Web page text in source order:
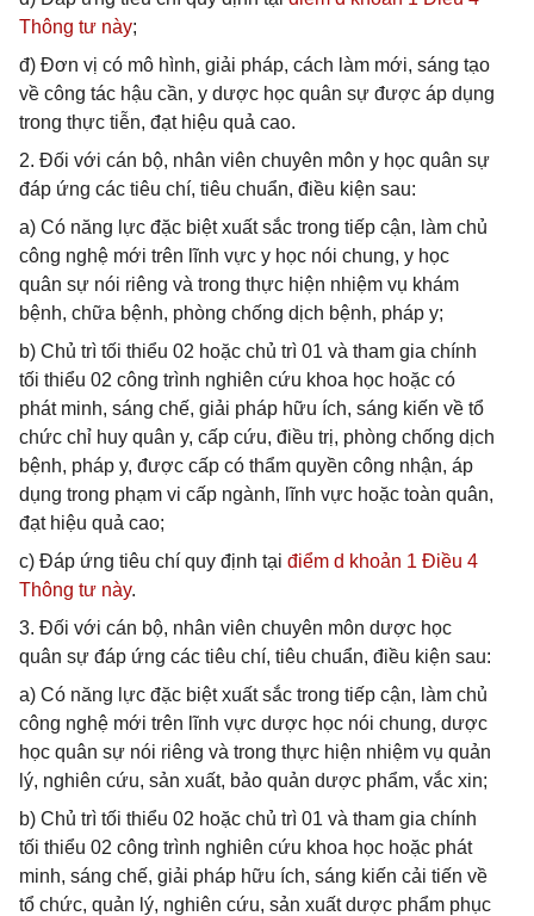
Thông tư này;
đ) Đơn vị có mô hình, giải pháp, cách làm mới, sáng tạo
về công tác hậu cần, y dược học quân sự được áp dụng
trong thực tiễn, đạt hiệu quả cao.
2. Đối với cán bộ, nhân viên chuyên môn y học quân sự
đáp ứng các tiêu chí, tiêu chuẩn, điều kiện sau:
a) Có năng lực đặc biệt xuất sắc trong tiếp cận, làm chủ
công nghệ mới trên lĩnh vực y học nói chung, y học
quân sự nói riêng và trong thực hiện nhiệm vụ khám
bệnh, chữa bệnh, phòng chống dịch bệnh, pháp y;
b) Chủ trì tối thiểu 02 hoặc chủ trì 01 và tham gia chính
tối thiểu 02 công trình nghiên cứu khoa học hoặc có
phát minh, sáng chế, giải pháp hữu ích, sáng kiến về tổ
chức chỉ huy quân y, cấp cứu, điều trị, phòng chống dịch
bệnh, pháp y, được cấp có thẩm quyền công nhận, áp
dụng trong phạm vi cấp ngành, lĩnh vực hoặc toàn quân,
đạt hiệu quả cao;
c) Đáp ứng tiêu chí quy định tại điểm d khoản 1 Điều 4
Thông tư này.
3. Đối với cán bộ, nhân viên chuyên môn dược học
quân sự đáp ứng các tiêu chí, tiêu chuẩn, điều kiện sau:
a) Có năng lực đặc biệt xuất sắc trong tiếp cận, làm chủ
công nghệ mới trên lĩnh vực dược học nói chung, dược
học quân sự nói riêng và trong thực hiện nhiệm vụ quản
lý, nghiên cứu, sản xuất, bảo quản dược phẩm, vắc xin;
b) Chủ trì tối thiểu 02 hoặc chủ trì 01 và tham gia chính
tối thiểu 02 công trình nghiên cứu khoa học hoặc phát
minh, sáng chế, giải pháp hữu ích, sáng kiến cải tiến về
tổ chức, quản lý, nghiên cứu, sản xuất dược phẩm phục